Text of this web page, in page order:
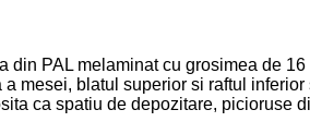
din PAL melaminat cu grosimea de
mesei, blatul superior si raftul
ca spatiu de depozitare, picioruse